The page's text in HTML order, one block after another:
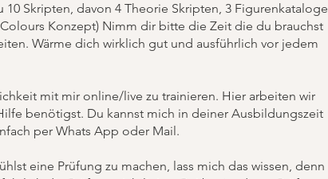
Skripten, davon 4 Theorie Skripten, 3 Figurenkataloge
Konzept) Nimm dir bitte die Zeit die du brauchst
Wärme dich wirklich gut und ausführlich vor jedem
mit mir online/live zu trainieren. Hier arbeiten wir
benötigst. Du kannst mich in deiner Ausbildungszeit
per Whats App oder Mail.
eine Prüfung zu machen, lass mich das wissen, denn